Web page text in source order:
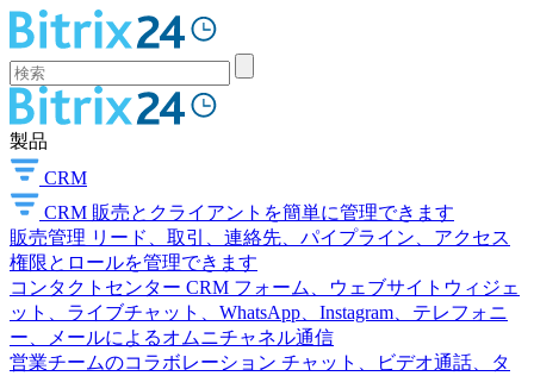
製品
CRM
CRM 販売とクライアントを簡単に管理できます
販売管理 リード、取引、連絡先、パイプライン、アクセス
権限とロールを管理できます
コンタクトセンター CRM フォーム、ウェブサイトウィジェ
ット、ライブチャット、WhatsApp、Instagram、テレフォニ
ー、メールによるオムニチャネル通信
営業チームのコラボレーション チャット、ビデオ通話、タ